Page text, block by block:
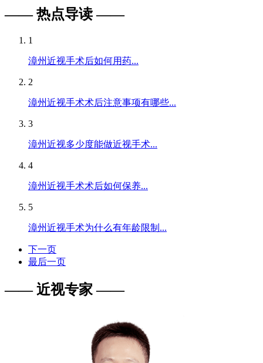
—— 热点导读 ——
1
漳州近视手术后如何用药...
2
漳州近视手术术后注意事项有哪些...
3
漳州近视多少度能做近视手术...
4
漳州近视手术术后如何保养...
5
漳州近视手术为什么有年龄限制...
下一页
最后一页
—— 近视专家 ——